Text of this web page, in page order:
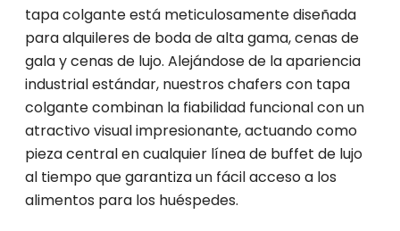
tapa colgante está meticulosamente diseñada
para alquileres de boda de alta gama, cenas de
gala y cenas de lujo. Alejándose de la apariencia
industrial estándar, nuestros chafers con tapa
colgante combinan la fiabilidad funcional con un
atractivo visual impresionante, actuando como
pieza central en cualquier línea de buffet de lujo
al tiempo que garantiza un fácil acceso a los
alimentos para los huéspedes.